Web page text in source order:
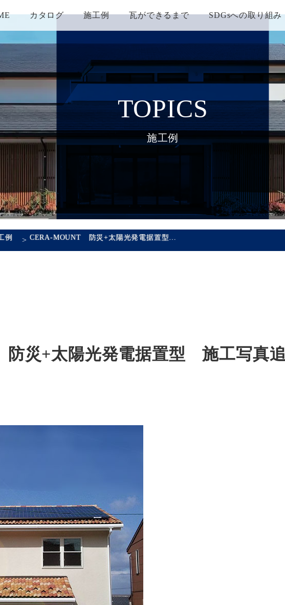
カタログ 施工例 瓦ができるまで SDGsへの取り組み
TOPICS
施工例
例 > CERA-MOUNT 防災+太陽光発電据置型 施工写真追加しました
災+太陽光発電据置型 施工写真追